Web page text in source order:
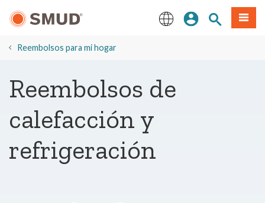
principal
Iniciar sesión
Buscar en
Menú
Reembolsos para mi hogar
Reembolsos de
calefacción y
refrigeración